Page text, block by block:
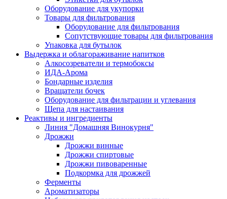
Оборудование для укупорки
Товары для фильтрования
Оборудование для фильтрования
Сопутствующие товары для фильтрования
Упаковка для бутылок
Выдержка и облагораживание напитков
Алкосозреватели и термобоксы
ИДА-Арома
Бондарные изделия
Вращатели бочек
Оборудование для фильтрации и углевания
Щепа для настаивания
Реактивы и ингредиенты
Линия "Домашняя Винокурня"
Дрожжи
Дрожжи винные
Дрожжи спиртовые
Дрожжи пивоваренные
Подкормка для дрожжей
Ферменты
Ароматизаторы